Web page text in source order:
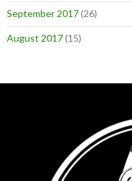
September 2017(26)
August 2017(15)